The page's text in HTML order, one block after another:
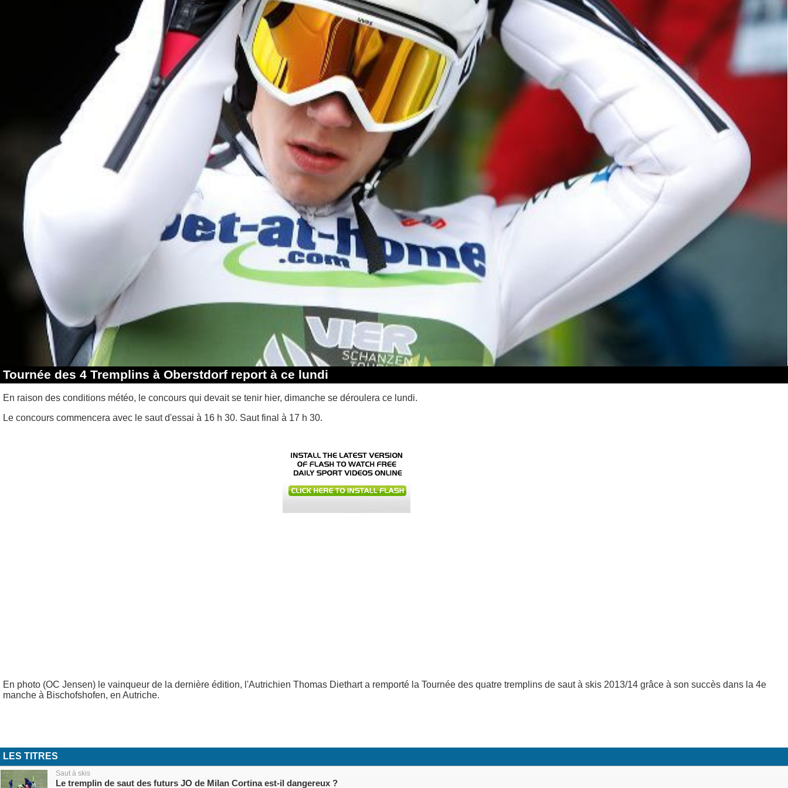
Tournée des 4 Tremplins à Oberstdorf report à ce lundi
En raison des conditions météo, le concours qui devait se tenir hier, dimanche se déroulera ce lundi.
Le concours commencera avec le saut d'essai à 16 h 30. Saut final à 17 h 30.
En photo (OC Jensen) le vainqueur de la dernière édition, l'Autrichien Thomas Diethart a remporté la Tournée des quatre tremplins de saut à skis 2013/14 grâce à son succès dans la 4e
manche à Bischofshofen, en Autriche.
LES TITRES
Saut à skis
Le tremplin de saut des futurs JO de Milan Cortina est-il dangereux ?